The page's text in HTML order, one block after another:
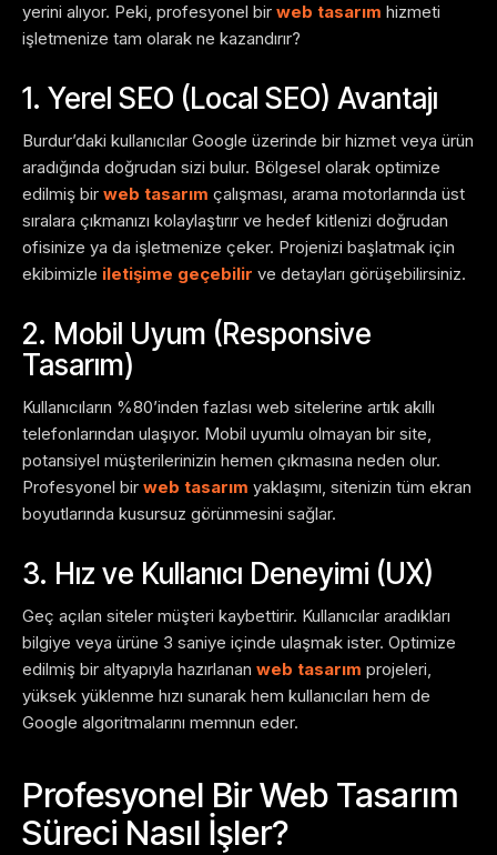
yerini alıyor. Peki, profesyonel bir web tasarım hizmeti
işletmenize tam olarak ne kazandırır?
1. Yerel SEO (Local SEO) Avantajı
Burdur’daki kullanıcılar Google üzerinde bir hizmet veya ürün
aradığında doğrudan sizi bulur. Bölgesel olarak optimize
edilmiş bir web tasarım çalışması, arama motorlarında üst
sıralara çıkmanızı kolaylaştırır ve hedef kitlenizi doğrudan
ofisinize ya da işletmenize çeker. Projenizi başlatmak için
ekibimizle iletişime geçebilir ve detayları görüşebilirsiniz.
2. Mobil Uyum (Responsive
Tasarım)
Kullanıcıların %80’inden fazlası web sitelerine artık akıllı
telefonlarından ulaşıyor. Mobil uyumlu olmayan bir site,
potansiyel müşterilerinizin hemen çıkmasına neden olur.
Profesyonel bir web tasarım yaklaşımı, sitenizin tüm ekran
boyutlarında kusursuz görünmesini sağlar.
3. Hız ve Kullanıcı Deneyimi (UX)
Geç açılan siteler müşteri kaybettirir. Kullanıcılar aradıkları
bilgiye veya ürüne 3 saniye içinde ulaşmak ister. Optimize
edilmiş bir altyapıyla hazırlanan web tasarım projeleri,
yüksek yüklenme hızı sunarak hem kullanıcıları hem de
Google algoritmalarını memnun eder.
Profesyonel Bir Web Tasarım
Süreci Nasıl İşler?